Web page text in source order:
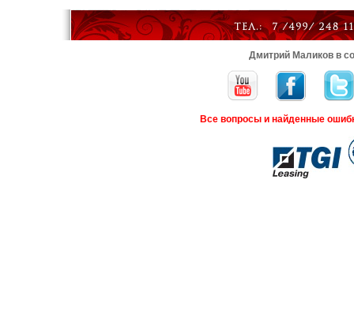
Дмитрий Маликов в
Все вопросы и найденные